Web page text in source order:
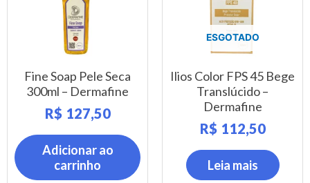
Fine Soap Pele Seca
300ml – Dermafine
R$ 127,50
Adicionar ao
carrinho
ESGOTADO
Ilios Color FPS 45 Bege
Translúcido –
Dermafine
R$ 112,50
Leia mais